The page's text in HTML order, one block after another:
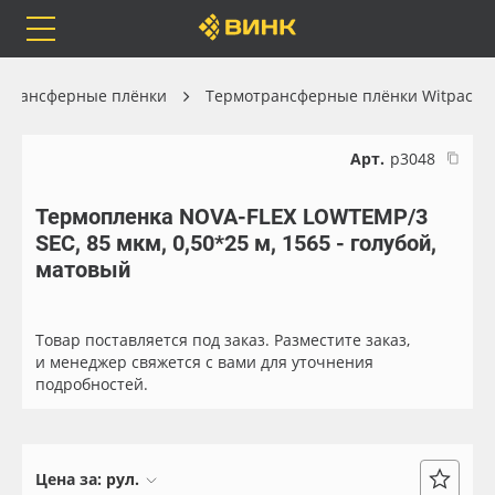
Каталог
Orafol
Бренды
Доставка
Весь каталог
Рулонные материалы
Самоклеящиеся плёнки
Листовые материалы
плёнки Термотрансферные плёнки Witpac
Арт. р3048
Термопленка NOVA-FLEX LOWTEMP/3
SEC, 85 мкм, 0,50*25 м, 1565 - голубой,
матовый
Товар поставляется под заказ. Разместите заказ,
и менеджер свяжется с вами для уточнения
подробностей.
Цена за: рул.